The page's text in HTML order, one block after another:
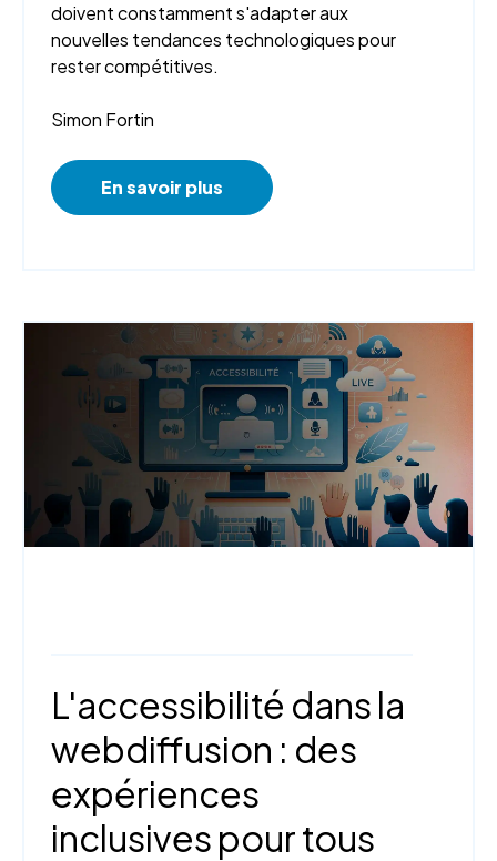
doivent constamment s'adapter aux
nouvelles tendances technologiques pour
rester compétitives.
Simon Fortin
En savoir plus
L'accessibilité dans la
webdiffusion : des
expériences
inclusives pour tous